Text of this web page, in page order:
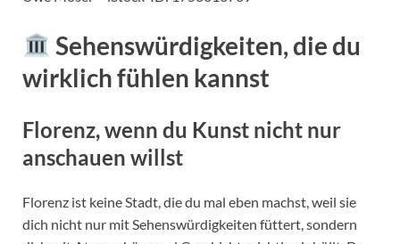
Sehenswürdigkeiten, die du
wirklich fühlen kannst
Florenz, wenn du Kunst nicht nur
anschauen willst
Florenz ist keine Stadt, die du mal eben machst, weil sie
dich nicht nur mit Sehenswürdigkeiten füttert, sondern